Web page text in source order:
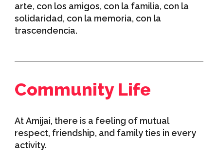
arte, con los amigos, con la familia, con la
solidaridad, con la memoria, con la
trascendencia.
Community Life
At Amijai, there is a feeling of mutual
respect, friendship, and family ties in every
activity.